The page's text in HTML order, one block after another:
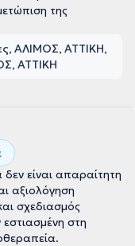
της
ΑΛΙΜΟΣ, ΑΤΤΙΚΗ
ΑΤΤΙΚΗ
είναι απαραίτητη
αξιολόγηση
σχεδιασμός
στη